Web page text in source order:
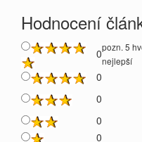
Hodnocení
0pozn. 5
nejlepší
0
0
0
0